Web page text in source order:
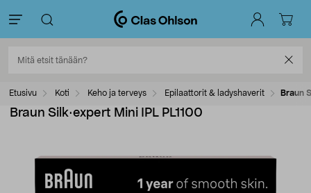
Etusivu Koti Keho ja terveys Epilaattorit & ladyshaverit Braun
Braun Silk·expert Mini IPL PL1100